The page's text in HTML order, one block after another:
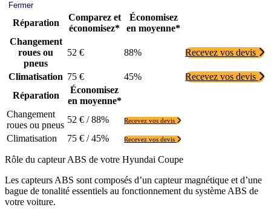
Fermer
Réparation
Comparez et
économisez*
Économisez
en moyenne*
Changement
roues ou
pneus
52 € 88% Recevez vos devis
Climatisation 75 € 45%
Recevez vos devis
Réparation
Économisez
en moyenne*
Changement
roues ou pneus
52 € / 88% Recevez vos devis
Climatisation 75 € / 45% Recevez vos devis
Rôle du capteur ABS de votre Hyundai Coupe
Les capteurs ABS sont composés d’un capteur magnétique et d’une
bague de tonalité essentiels au fonctionnement du système ABS de
votre voiture.